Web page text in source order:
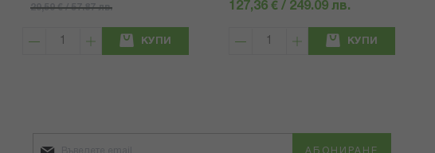
29,59 € / 57.87 лв.
КУПИ
127,36 € / 249.09 лв.
КУПИ
АБОНИРАНЕ